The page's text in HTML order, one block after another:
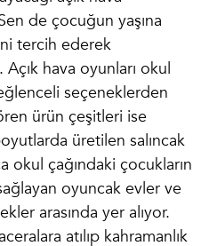
de çocuğun yaşına
tercih ederek
Açık hava oyunları okul
seçeneklerden
ürün çeşitleri ise
üretilen salıncak
okul çağındaki çocukların
oyuncak evler ve
arasında yer alıyor.
atılıp kahramanlık